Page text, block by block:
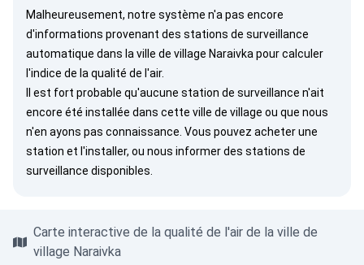
Malheureusement, notre système n'a pas encore
d'informations provenant des stations de surveillance
automatique dans la ville de village Naraivka pour calculer
l'indice de la qualité de l'air.
Il est fort probable qu'aucune station de surveillance n'ait
encore été installée dans cette ville de village ou que nous
n'en ayons pas connaissance. Vous pouvez acheter une
station et l'installer, ou nous informerdes stations de
surveillance disponibles.
Carte interactive de la qualité de l'air de la ville de
village Naraivka